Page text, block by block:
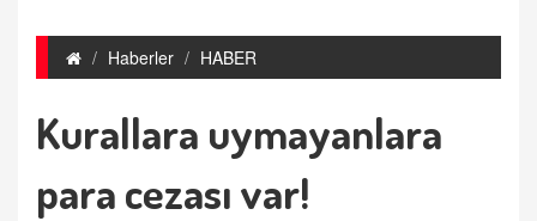
Haberler HABER
Kurallara uymayanlara
para cezası var!